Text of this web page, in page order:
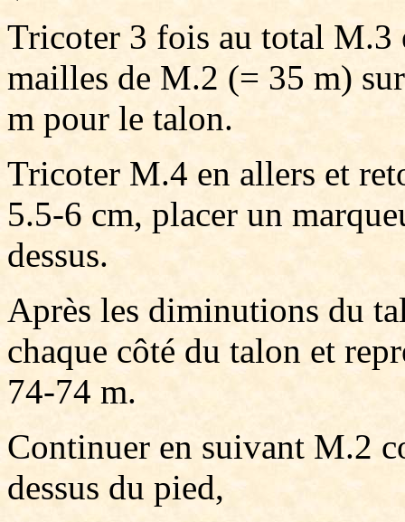
Tricoter 3 fois au total M.3
mailles de M.2 (= 35 m)
m pour le talon.
Tricoter M.4 en allers et
5.5-6 cm, placer un
dessus.
Après les diminutions du
chaque côté du talon et
74-74 m.
Continuer en suivant M.2
dessus du pied,